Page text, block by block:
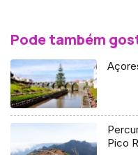
Pode também
Pico